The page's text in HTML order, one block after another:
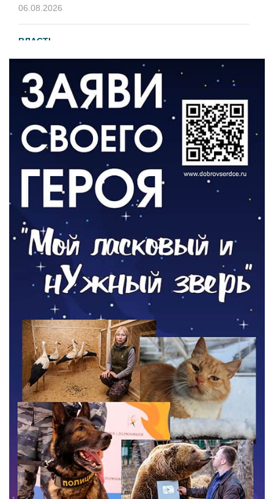
06.08.2026
ВЛАСТЬ
В 2026 году установят 16 станций
водоподготовки в посёлках области
06.08.2026
ВЛАСТЬ
Новый учебный год и готовность к
отопительному сезону
06.08.2026
РАЗЪЯСНЯЕМ
Где хранить велосипед?
06.08.2026